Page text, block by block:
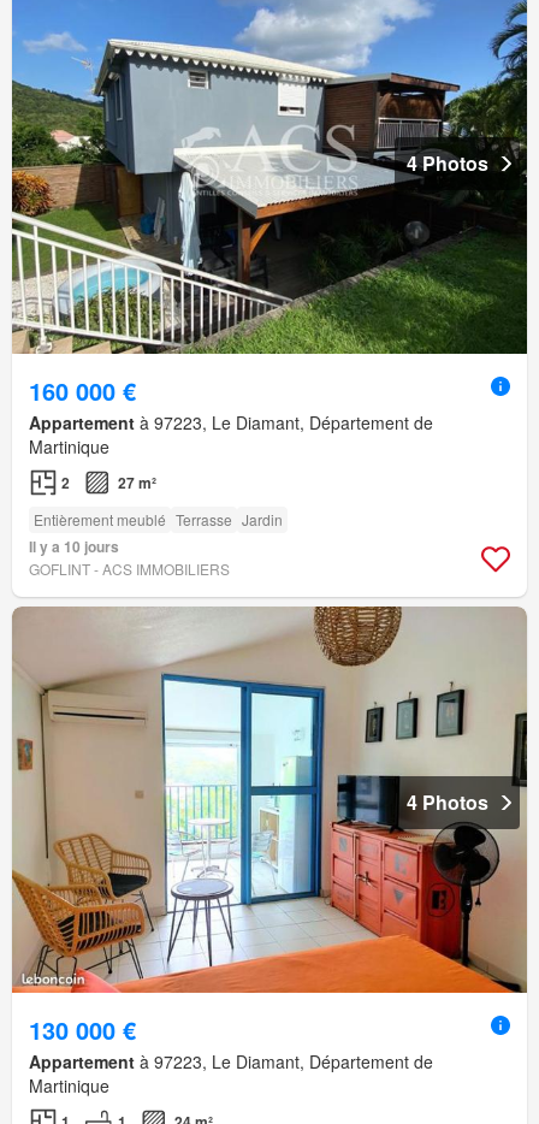
4 Photos
160 000 €
Appartement à 97223, Le Diamant, Département de
Martinique
2 27 m²
Entièrement meublé Terrasse Jardin
Il y a 10 jours
GOFLINT - ACS IMMOBILIERS
4 Photos
130 000 €
Appartement à 97223, Le Diamant, Département de
Martinique